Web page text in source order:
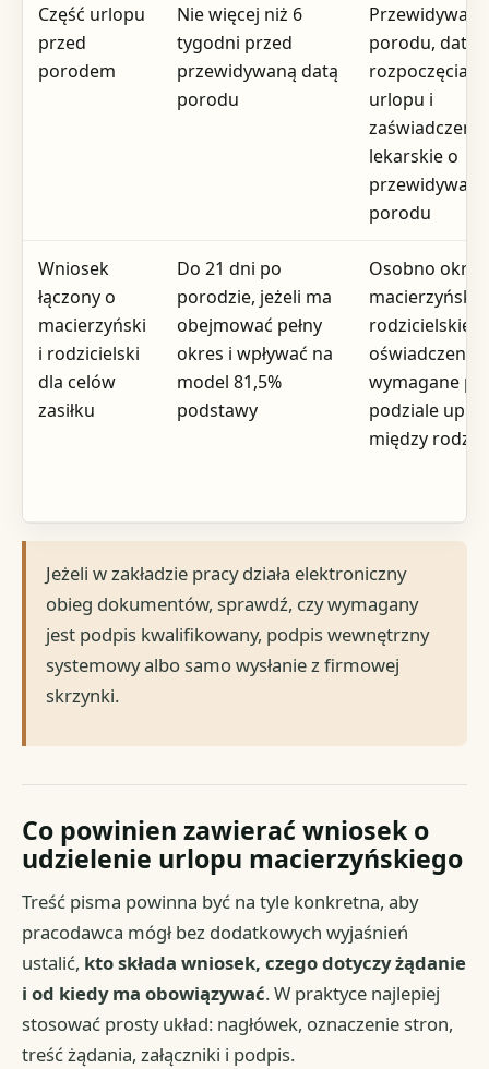
Część urlopu
przed
porodem
Nie więcej niż 6
tygodni przed
przewidywaną datą
porodu
porodu, datę
rozpoczęcia
urlopu i
zaświadczenie
lekarskie o
porodu
Wniosek
łączony o
macierzyński
i rodzicielski
dla celów
zasiłku
Do 21 dni po
porodzie, jeżeli ma
obejmować pełny
okres i wpływać na
model 81,5%
podstawy
Osobno
oświadczenia
wymagane
podziale
między
Jeżeli w zakładzie pracy działa elektroniczny
obieg dokumentów, sprawdź, czy wymagany
jest podpis kwalifikowany, podpis wewnętrzny
systemowy albo samo wysłanie z firmowej
skrzynki.
Co powinien zawierać wniosek o
udzielenie urlopu macierzyńskiego
Treść pisma powinna być na tyle konkretna, aby
pracodawca mógł bez dodatkowych wyjaśnień
ustalić, kto składa wniosek, czego dotyczy żądanie
i od kiedy ma obowiązywać. W praktyce najlepiej
stosować prosty układ: nagłówek, oznaczenie stron,
treść żądania, załączniki i podpis.